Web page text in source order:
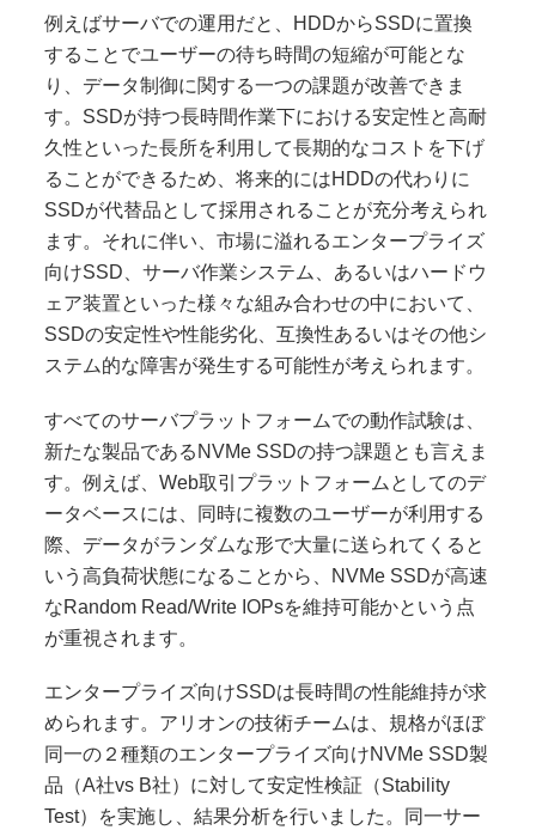
例えばサーバでの運用だと、HDDからSSDに置換
することでユーザーの待ち時間の短縮が可能とな
り、データ制御に関する一つの課題が改善できま
す。SSDが持つ長時間作業下における安定性と高耐
久性といった長所を利用して長期的なコストを下げ
ることができるため、将来的にはHDDの代わりに
SSDが代替品として採用されることが充分考えられ
ます。それに伴い、市場に溢れるエンタープライズ
向けSSD、サーバ作業システム、あるいはハードウ
ェア装置といった様々な組み合わせの中において、
SSDの安定性や性能劣化、互換性あるいはその他シ
ステム的な障害が発生する可能性が考えられます。
すべてのサーバプラットフォームでの動作試験は、
新たな製品であるNVMe SSDの持つ課題とも言えま
す。例えば、Web取引プラットフォームとしてのデ
ータベースには、同時に複数のユーザーが利用する
際、データがランダムな形で大量に送られてくると
いう高負荷状態になることから、NVMe SSDが高速
なRandom Read/Write IOPsを維持可能かという点
が重視されます。
エンタープライズ向けSSDは長時間の性能維持が求
められます。アリオンの技術チームは、規格がほぼ
同一の２種類のエンタープライズ向けNVMe SSD製
品（A社vs B社）に対して安定性検証（Stability
Test）を実施し、結果分析を行いました。同一サー